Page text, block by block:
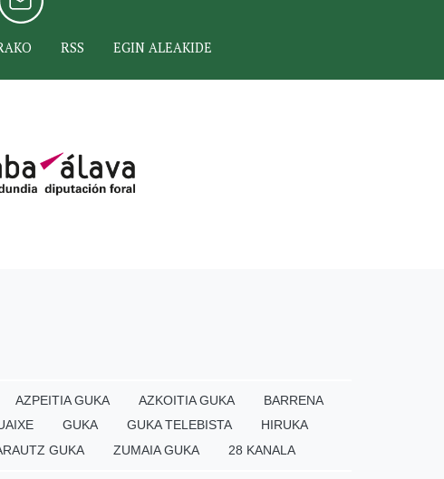
RSS EGIN ALEAKIDE
AZPEITIA GUKA AZKOITIA GUKA
BARRENA
GUKA GUKA TELEBISTA
HIRUKA
GUKA ZUMAIA GUKA 28 KANALA